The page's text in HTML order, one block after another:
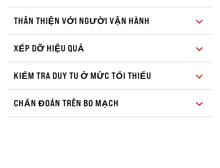
THÂN THIỆN VỚI NGƯỜI VẬN HÀNH
XẾP DỠ HIỆU QUẢ
KIỂM TRA DUY TU Ở MỨC TỐI THIỂU
CHẨN ĐOÁN TRÊN BO MẠCH